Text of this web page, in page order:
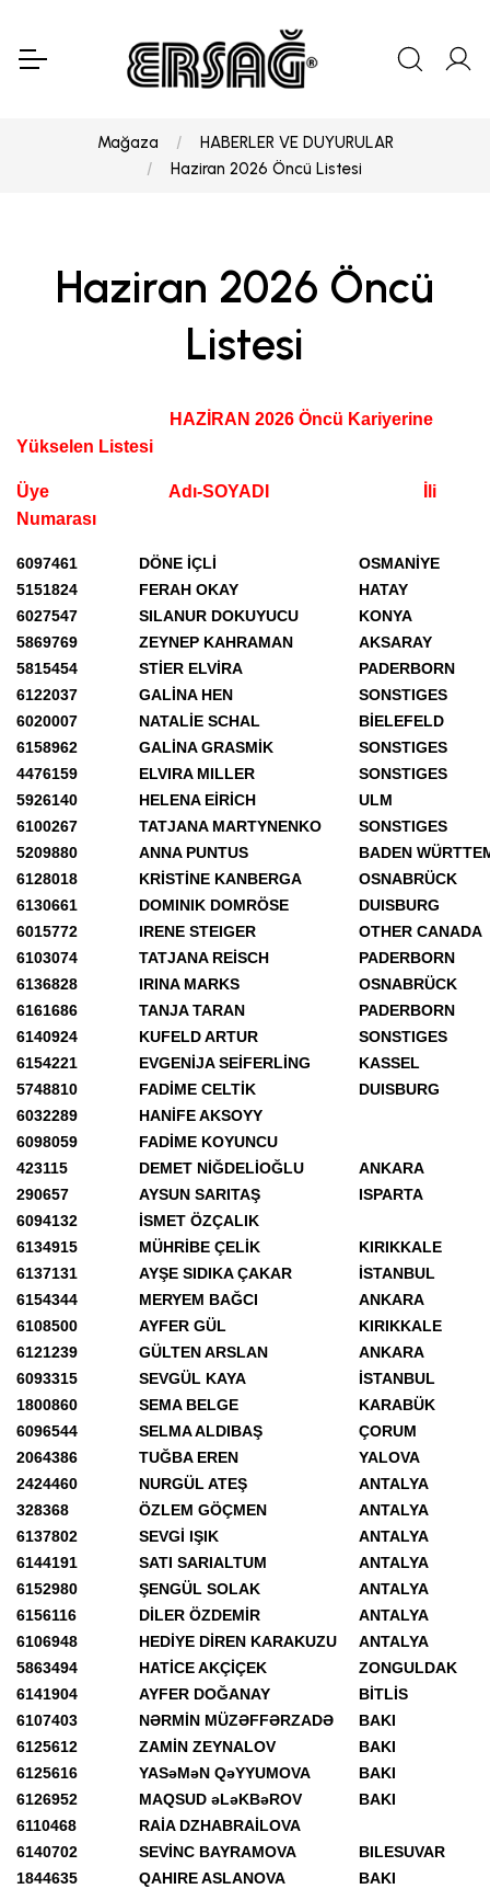
Mağaza
HABERLER VE DUYURULAR
Haziran 2026 Öncü Listesi
Haziran 2026 Öncü
Listesi
HAZİRAN 2026 Öncü Kariyerine
Yükselen Listesi
Üye Adı-SOYADI
İli
Numarası
6097461 DÖNE İÇLİ
OSMANİYE
5151824
FERAH OKAY
HATAY
6027547
SILANUR DOKUYUCU
KONYA
5869769
ZEYNEP KAHRAMAN
AKSARAY
5815454
STİER ELVİRA
PADERBORN
6122037
GALİNA HEN
SONSTIGES
6020007
NATALİE SCHAL
BİELEFELD
6158962
GALİNA GRASMİK
SONSTIGES
4476159
ELVIRA MILLER
SONSTIGES
5926140
HELENA EİRİCH
ULM
6100267
TATJANA MARTYNENKO
SONSTIGES
5209880
ANNA PUNTUS
BADEN
6128018
KRİSTİNE KANBERGA
OSNABRÜCK
6130661
DOMINIK DOMRÖSE
DUISBURG
6015772
IRENE STEIGER
OTHER CANADA
6103074
TATJANA REİSCH
PADERBORN
6136828
IRINA MARKS
OSNABRÜCK
6161686
TANJA TARAN
PADERBORN
6140924
KUFELD ARTUR
SONSTIGES
6154221
EVGENİJA SEİFERLİNG
KASSEL
5748810
FADİME CELTİK
DUISBURG
6032289
HANİFE AKSOYY
6098059
FADİME KOYUNCU
423115
DEMET NİĞDELİOĞLU
ANKARA
290657
AYSUN SARITAŞ
ISPARTA
6094132
İSMET ÖZÇALIK
6134915
MÜHRİBE ÇELİK
KIRIKKALE
6137131
AYŞE SIDIKA ÇAKAR
İSTANBUL
6154344
MERYEM BAĞCI
ANKARA
6108500
AYFER GÜL
KIRIKKALE
6121239
GÜLTEN ARSLAN
ANKARA
6093315
SEVGÜL KAYA
İSTANBUL
1800860
SEMA BELGE
KARABÜK
6096544
SELMA ALDIBAŞ
ÇORUM
2064386
TUĞBA EREN
YALOVA
2424460
NURGÜL ATEŞ
ANTALYA
328368
ÖZLEM GÖÇMEN
ANTALYA
6137802
SEVGİ IŞIK
ANTALYA
6144191
SATI SARIALTUM
ANTALYA
6152980
ŞENGÜL SOLAK
ANTALYA
6156116
DİLER ÖZDEMİR
ANTALYA
6106948
HEDİYE DİREN KARAKUZU
ANTALYA
5863494
HATİCE AKÇİÇEK
ZONGULDAK
6141904
AYFER DOĞANAY
BİTLİS
6107403
NƏRMİN MÜZƏFFƏRZADƏ
BAKI
6125612
ZAMİN ZEYNALOV
BAKI
6125616
YASəMəN QəYYUMOVA
BAKI
6126952
MAQSUD əLəKBəROV
BAKI
6110468
RAİA DZHABRAİLOVA
6140702
SEVİNC BAYRAMOVA
BILESUVAR
1844635
QAHIRE ASLANOVA
BAKI